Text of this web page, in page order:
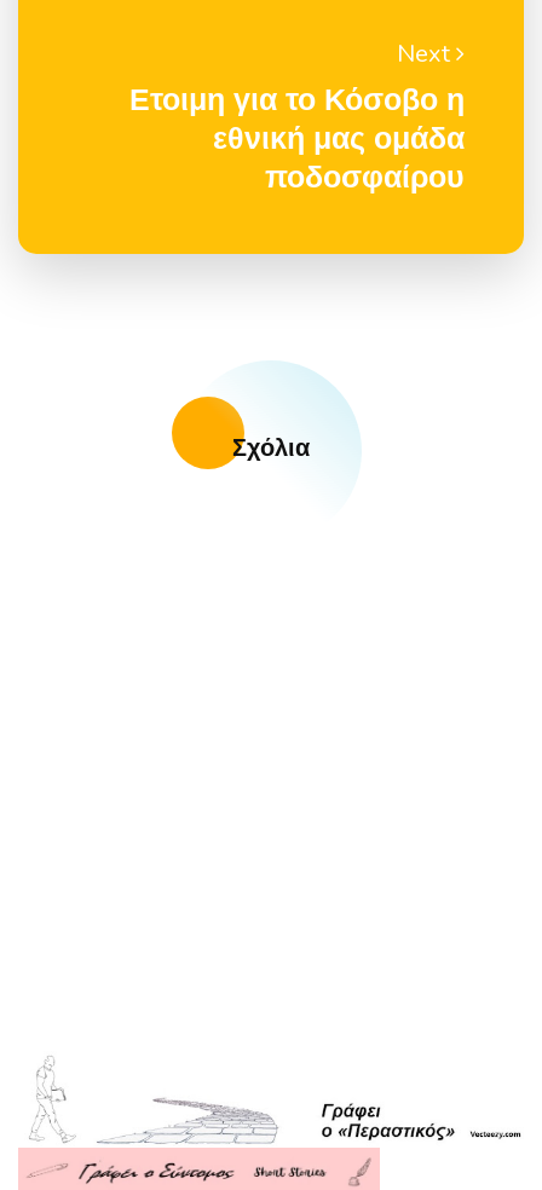
Next
Ετοιμη για το Κόσοβο η
εθνική μας ομάδα
ποδοσφαίρου
Σχόλια